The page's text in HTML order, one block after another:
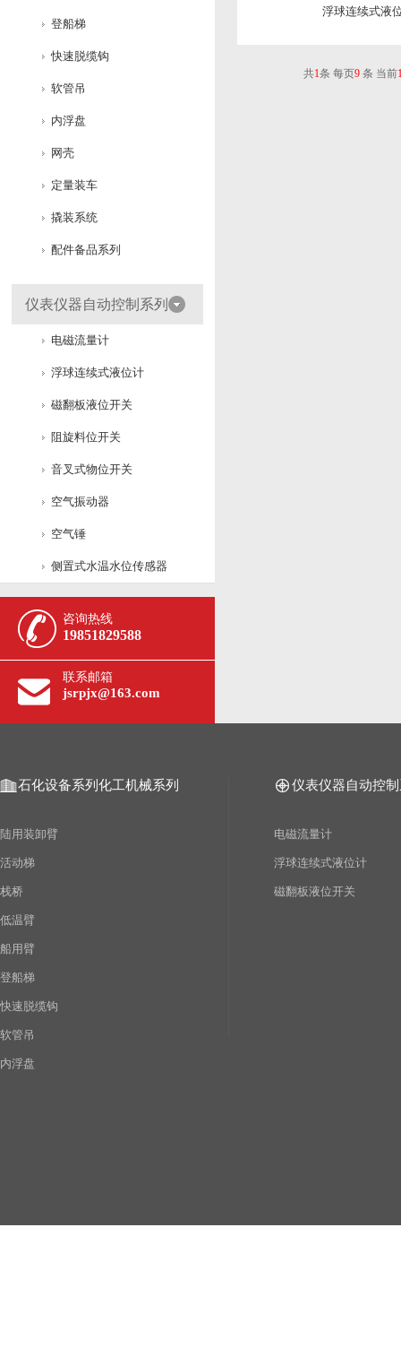
登船梯
快速脱缆钩
软管吊
内浮盘
网壳
定量装车
撬装系统
配件备品系列
仪表仪器自动控制系列
电磁流量计
浮球连续式液位计
磁翻板液位开关
阻旋料位开关
音叉式物位开关
空气振动器
空气锤
侧置式水温水位传感器
咨询热线
19851829588
联系邮箱
jsrpjx@163.com
浮球连续式液
共1条 每页9 条 当前
石化设备系列 化工机械系列
陆用装卸臂
活动梯
栈桥
低温臂
船用臂
登船梯
快速脱缆钩
软管吊
内浮盘
仪表仪器自动控
电磁流量计
浮球连续式液位计
磁翻板液位开关